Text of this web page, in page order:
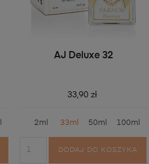
AJ Deluxe 32
33,90 zł
2ml 33ml 50ml 100ml
DODAJ DO KOSZYKA